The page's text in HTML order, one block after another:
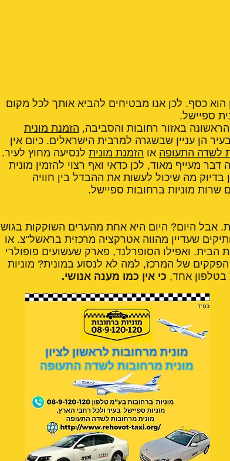
הוא כסף. לכן אנו מבטיחים להביא אותך לכל מקום
ספיישל.
באזור רחובות והסביבה, הזמנת מונית
הן עניין שבשגרה למרבית הישראלים. כיום אין
לשדה התעופה או הזמנת מונית לנסיעה מחוץ לעיר.
מעייף מאוד, לכן כדאי ואף רצוי להזמין מונית
מה שיכול לעשות את ההבדל בין חוויה
שרות מוניות ברחובות ספיישל.
אבל היום? היום היא אחת מהערים השוקקות בגוש
שעדיין מהווה אטרקציה מרכזית בראשל"צ. או
ואפילו הסופרלנד, פארק שעשועים פופולרי
של המרכז, למה לא לנסוע במונית? מוניות
בטלפון אחד, כי אין כמו מענה אנושי.